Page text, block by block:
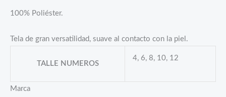
100% Poliéster.
Tela de gran versatilidad, suave al contacto con la piel.
TALLE NUMEROS
4, 6, 8, 10, 12
Marca